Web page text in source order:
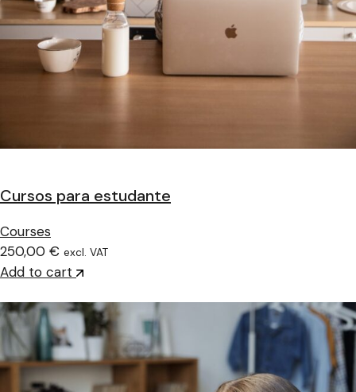
Cursos para estudante
Courses
250,00 € excl. VAT
Add to cart